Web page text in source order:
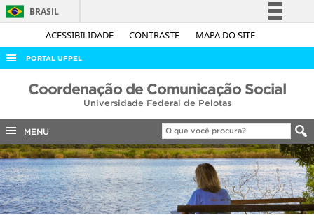
ACESSIBILIDADE CONTRASTE MAPA DO SITE
BRASIL
Simplifique!
Acesso à informação
Legislação
Canais
PORTAL UFPEL
ACESSO À INFORMAÇÃO
COBALTO
CONCURSOS
EDITAIS
INTERNACIONAL
Coordenação de Comunicação Social
Universidade Federal de Pelotas
MENU